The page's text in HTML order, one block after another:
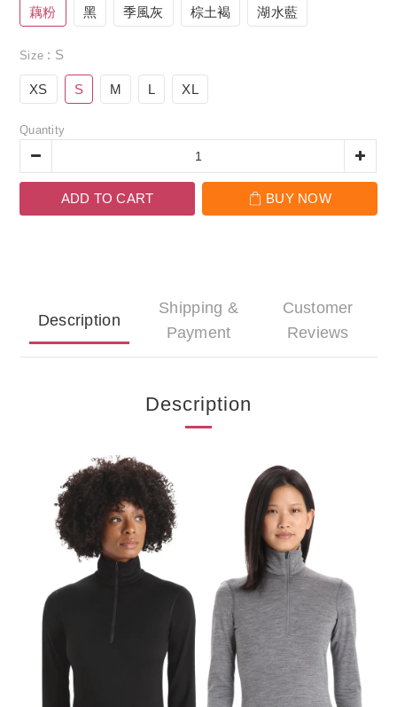
藕粉 黑 季風灰 棕土褐 湖水藍
Size : S
XS S M L XL
Quantity
ADD TO CART BUY NOW
Description
Shipping &
Payment
Customer
Reviews
Description